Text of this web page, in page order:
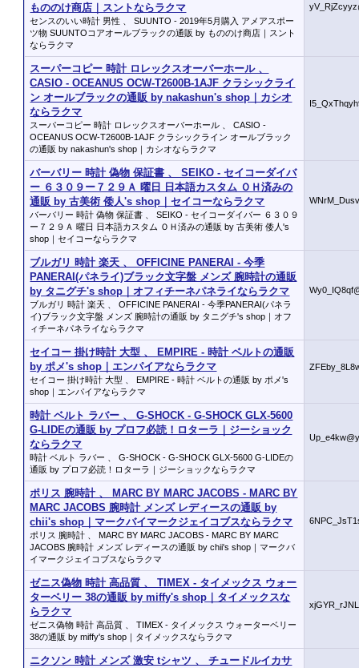
もののけ商店｜スントならラクマ
センスのいい時計 男性 、 SUUNTO - 2019年5月購入 アメアスポー
ツ物 SUUNTOコアオールブラックの通販 by もののけ商店｜スント
ならラクマ
スーパーコピー 時計 ロレックスオーバーホール 、
CASIO - OCEANUS OCW-T2600B-1AJF クラシックライ
ン オールブラックの通販 by nakashun's shop｜カシオ
ならラクマ
スーパーコピー 時計 ロレックスオーバーホール 、 CASIO -
OCEANUS OCW-T2600B-1AJF クラシックライン オールブラック
の通販 by nakashun's shop｜カシオならラクマ
バーバリー 時計 偽物 保証書 、 SEIKO - セイコーダイバ
ー ６３０９ー７２９Ａ 曜日 日本語カスタム ＯＨ済みの
通販 by 古美術 倭人's shop｜セイコーならラクマ
バーバリー 時計 偽物 保証書 、 SEIKO - セイコーダイバー ６３０９
ー７２９Ａ 曜日 日本語カスタム ＯＨ済みの通販 by 古美術 倭人's
shop｜セイコーならラクマ
ブルガリ 時計 楽天 、 OFFICINE PANERAI - 今季
PANERAI(パネライ)ブラック文字盤 メンズ 腕時計の通販
by タニグチ's shop｜オフィチーネパネライならラクマ
ブルガリ 時計 楽天 、 OFFICINE PANERAI - 今季PANERAI(パネラ
イ)ブラック文字盤 メンズ 腕時計の通販 by タニグチ's shop｜オフ
ィチーネパネライならラクマ
セイコー 掛け時計 大型 、 EMPIRE - 時計 ベルトの通販
by ポメ's shop｜エンパイアならラクマ
セイコー 掛け時計 大型 、 EMPIRE - 時計 ベルトの通販 by ポメ's
shop｜エンパイアならラクマ
時計 ベルト ラバー 、 G-SHOCK - G-SHOCK GLX-5600
G-LIDEの通販 by プロフ必読！ロターラ｜ジーショック
ならラクマ
時計 ベルト ラバー 、 G-SHOCK - G-SHOCK GLX-5600 G-LIDEの
通販 by プロフ必読！ロターラ｜ジーショックならラクマ
ポリス 腕時計 、 MARC BY MARC JACOBS - MARC BY
MARC JACOBS 腕時計 メンズ レディースの通販 by
chii's shop｜マークバイマークジェイコブスならラクマ
ポリス 腕時計 、 MARC BY MARC JACOBS - MARC BY MARC
JACOBS 腕時計 メンズ レディースの通販 by chii's shop｜マークバ
イマークジェイコブスならラクマ
ゼニス偽物 時計 高品質 、 TIMEX - タイメックス ウォー
ターベリー 38の通販 by miffy's shop｜タイメックスな
らラクマ
ゼニス偽物 時計 高品質 、 TIMEX - タイメックス ウォーターベリー
38の通販 by miffy's shop｜タイメックスならラクマ
ニクソン 時計 メンズ 激安 tシャツ 、 チュードルイカサ